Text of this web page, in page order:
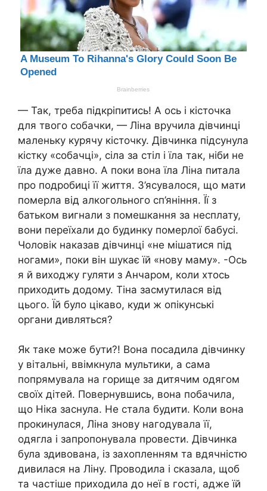
— Так, треба підкріпитись! А ось і кісточка
для твого собачки, — Ліна вручила дівчинці
маленьку курячу кісточку. Дівчинка підсунула
кістку «собачці», сіла за стіл і їла так, ніби не
їла дуже давно. А поки вона їла Ліна питала
про подробиці її життя. З’ясувалося, що мати
померла від алкогольного сп’яніння. Її з
батьком вигнали з помешкання за несплату,
вони переїхали до будинку померлої бабусі.
Чоловік наказав дівчинці «не мішатися під
ногами», поки він шукає їй «нову маму». -Ось
я й виходжу гуляти з Анчаром, коли хтось
приходить додому. Тіна засмутилася від
цього. Їй було цікаво, куди ж опікунські
органи дивляться?
Як таке може бути?! Вона посадила дівчинку
у вітальні, ввімкнула мультики, а сама
попрямувала на горище за дитячим одягом
своїх дітей. Повернувшись, вона побачила,
що Ніка заснула. Не стала будити. Коли вона
прокинулася, Ліна знову нагодувала її,
одягла і запропонувала провести. Дівчинка
була здивована, із захопленням та вдячністю
дивилася на Ліну. Проводила і сказала, щоб
та частіше приходила до неї в гості, адже їй